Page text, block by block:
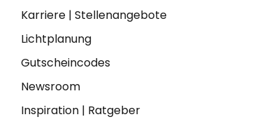
Karriere| Stellenangebote
Lichtplanung
Gutscheincodes
Newsroom
Inspiration| Ratgeber